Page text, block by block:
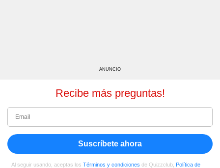
ANUNCIO
Recibe más preguntas!
Suscríbete ahora
Al seguir usando, aceptas los Términos y condiciones de Quizzclub, Política de